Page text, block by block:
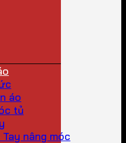
áo
tủ
nâng móc